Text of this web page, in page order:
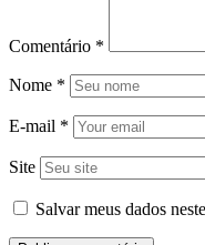
Comentário *
Nome *
E-mail *
Site
Salvar meus dados